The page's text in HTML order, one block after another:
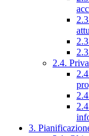
2.4.
3.